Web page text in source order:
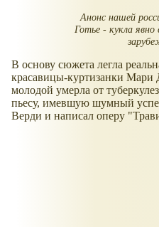
Анонс нашей
Готье - кукла явно
В основу сюжета легла
красавицы-куртизанки Мари
молодой умерла от
пьесу, имевшую шумный
Верди и написал оперу